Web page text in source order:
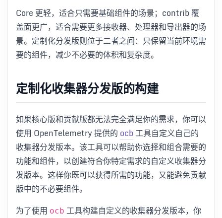
Core 更轻，适合只需要基础组件的场景；contrib 覆
盖面更广，适合需要更多接收器、处理器和导出器的场
景。定制化分发版则位于二者之间：只保留当前环境需
要的组件，减少不必要的体积和复杂度。
定制化收集器分发版的构建
如果核心版和贡献版都无法完全满足你的需求，你可以
使用 OpenTelemetry 提供的 ocb工具自定义自己的
收集器分发版本。该工具可以帮助你选择和组合需要的
功能和组件，以创建符合你特定需求的自定义收集器分
发版本。这样你既可以获得所需的功能，又能避免贡献
版中的不必要组件。
为了使用 ocb 工具构建自定义的收集器分发版本，你